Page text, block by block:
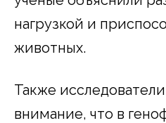
нагрузкой и
животных.
Также
внимание, что в